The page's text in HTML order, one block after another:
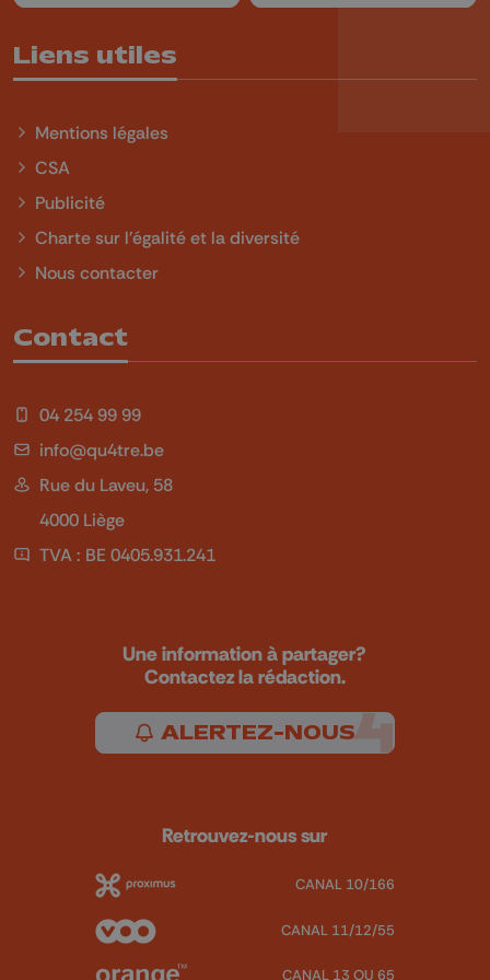
Liens utiles
Mentions légales
CSA
Publicité
Charte sur l'égalité et la diversité
Nous contacter
Contact
04 254 99 99
info@qu4tre.be
Rue du Laveu, 58
4000 Liège
TVA : BE 0405.931.241
Une information à partager?
Contactez la rédaction.
ALERTEZ-NOUS
Retrouvez-nous sur
CANAL 10/166
CANAL 11/12/55
CANAL 13 OU 65